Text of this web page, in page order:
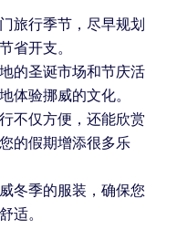
旅行季节，尽早规划
省开支。
的圣诞市场和节庆活
体验挪威的文化。
不仅方便，还能欣赏
的假期增添很多乐
冬季的服装，确保您
适。